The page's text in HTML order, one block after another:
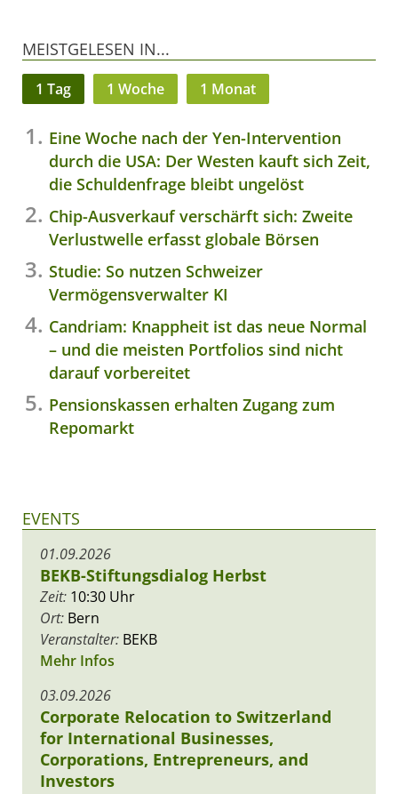
MEISTGELESEN IN...
1 Tag 1 Woche 1 Monat
Eine Woche nach der Yen-Intervention
durch die USA: Der Westen kauft sich Zeit,
die Schuldenfrage bleibt ungelöst
Chip-Ausverkauf verschärft sich: Zweite
Verlustwelle erfasst globale Börsen
Studie: So nutzen Schweizer
Vermögensverwalter KI
Candriam: Knappheit ist das neue Normal
– und die meisten Portfolios sind nicht
darauf vorbereitet
Pensionskassen erhalten Zugang zum
Repomarkt
EVENTS
01.09.2026
BEKB-Stiftungsdialog Herbst
Zeit: 10:30 Uhr
Ort: Bern
Veranstalter: BEKB
Mehr Infos
03.09.2026
Corporate Relocation to Switzerland
for International Businesses,
Corporations, Entrepreneurs, and
Investors